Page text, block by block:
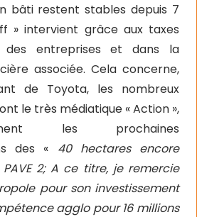
bâti restent stables depuis 7
» intervient grâce aux taxes
des entreprises et dans la
associée. Cela concerne,
de Toyota, les nombreux
le très médiatique « Action »,
les prochaines
des « 40 hectares encore
2; A ce titre, je remercie
pour son investissement
agglo pour 16 millions